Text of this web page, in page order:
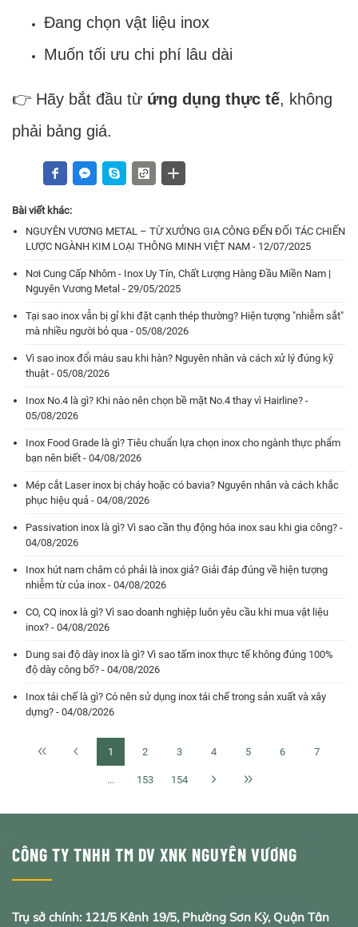
Đang chọn vật liệu inox
Muốn tối ưu chi phí lâu dài
👉 Hãy bắt đầu từ ứng dụng thực tế, không
phải bảng giá.
Bài viết khác:
NGUYÊN VƯƠNG METAL – TỪ XƯỞNG GIA CÔNG ĐẾN ĐỐI TÁC CHIẾN
LƯỢC NGÀNH KIM LOẠI THÔNG MINH VIỆT NAM - 12/07/2025
Nơi Cung Cấp Nhôm - Inox Uy Tín, Chất Lượng Hàng Đầu Miền Nam |
Nguyên Vương Metal - 29/05/2025
Tại sao inox vẫn bị gỉ khi đặt cạnh thép thường? Hiện tượng "nhiễm sắt"
mà nhiều người bỏ qua - 05/08/2026
Vì sao inox đổi màu sau khi hàn? Nguyên nhân và cách xử lý đúng kỹ
thuật - 05/08/2026
Inox No.4 là gì? Khi nào nên chọn bề mặt No.4 thay vì Hairline? -
05/08/2026
Inox Food Grade là gì? Tiêu chuẩn lựa chọn inox cho ngành thực phẩm
bạn nên biết - 04/08/2026
Mép cắt Laser inox bị cháy hoặc có bavia? Nguyên nhân và cách khắc
phục hiệu quả - 04/08/2026
Passivation inox là gì? Vì sao cần thụ động hóa inox sau khi gia công? -
04/08/2026
Inox hút nam châm có phải là inox giả? Giải đáp đúng về hiện tượng
nhiễm từ của inox - 04/08/2026
CO, CQ inox là gì? Vì sao doanh nghiệp luôn yêu cầu khi mua vật liệu
inox? - 04/08/2026
Dung sai độ dày inox là gì? Vì sao tấm inox thực tế không đúng 100%
độ dày công bố? - 04/08/2026
Inox tái chế là gì? Có nên sử dụng inox tái chế trong sản xuất và xây
dựng? - 04/08/2026
1 2 3 4 5 6 7
... 153 154
CÔNG TY TNHH TM DV XNK NGUYÊN VƯƠNG
Trụ sở chính: 121/5 Kênh 19/5, Phường Sơn Kỳ, Quận Tân